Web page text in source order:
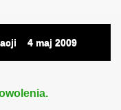
4 maj 2009